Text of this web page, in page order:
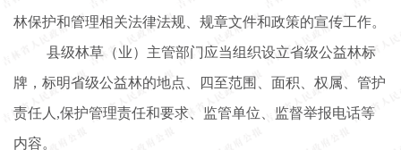
林保护和管理相关法律法规、规章文件和政策的宣传工作。
县级林草（业） 主管部门应当组织设立省级公益林标
牌，标明省级公益林的地点、四至范围、面积、权属、管护
责任人 ,保护管理责任和要求、监管单位、监督举报电话等
内容。